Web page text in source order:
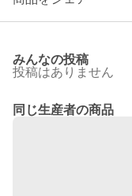
みんなの投稿
投稿はありません
同じ生産者の商品